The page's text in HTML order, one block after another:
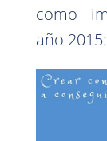
como
año 2015: